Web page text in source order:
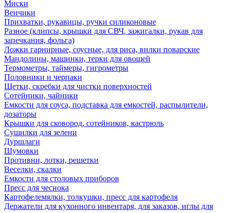
Миски
Венчики
Прихватки, рукавицы, ручки силиконовые
Разное (клипсы, крышки для СВЧ, зажигалки, рукав для
запечкания, фольга)
Ложки гарнирные, соусные, для риса, вилки поварские
Мандолины, машинки, терки для овощей
Термометры, таймеры, гигрометры
Половники и черпаки
Щетки, скребки для чистки поверхностей
Сотейники, чайники
Емкости для соуса, подставка для емкостей, распылители,
дозаторы
Крышки для сковород, сотейников, кастрюль
Сушилки для зелени
Дуршлаги
Шумовки
Противни, лотки, решетки
Веселки, скалки
Емкости для столовых приборов
Пресс для чеснока
Картофелемялки, толкушки, пресс для картофеля
Держатели для кухонного инвентаря, для заказов, иглы для